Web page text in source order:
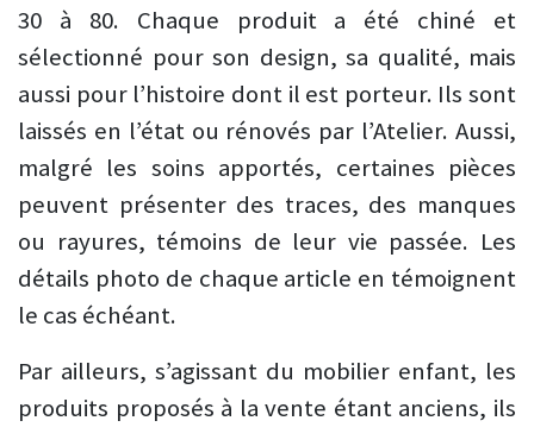
30 à 80. Chaque produit a été chiné et
sélectionné pour son design, sa qualité, mais
aussi pour l’histoire dont il est porteur. Ils sont
laissés en l’état ou rénovés par l’Atelier. Aussi,
malgré les soins apportés, certaines pièces
peuvent présenter des traces, des manques
ou rayures, témoins de leur vie passée. Les
détails photo de chaque article en témoignent
le cas échéant.
Par ailleurs, s’agissant du mobilier enfant, les
produits proposés à la vente étant anciens, ils